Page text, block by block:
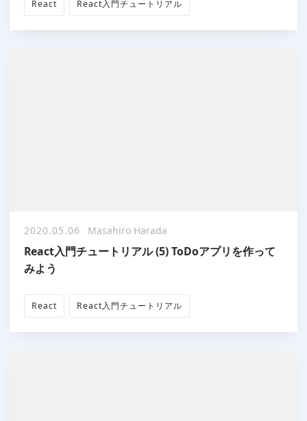
React React入門チュートリアル
2020.05.06 Masahiro Harada
React入門チュートリアル (5) ToDoアプリを作って
みよう
React React入門チュートリアル